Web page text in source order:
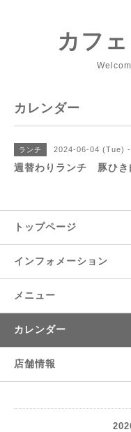
カフ
カレンダー
ランチ 2024-06-04 (Tue)
週替わりランチ 豚ひき
トップページ
インフォメーション
メニュー
カレンダー
店舗情報